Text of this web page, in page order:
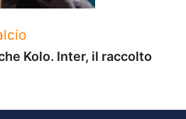
Kolo. Inter, il raccolto